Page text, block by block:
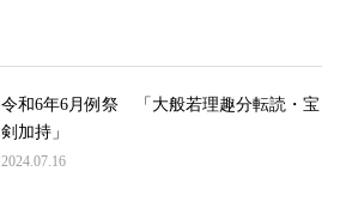
令和6年6月例祭 「大般若理趣分転読・宝
剣加持」
2024.07.16